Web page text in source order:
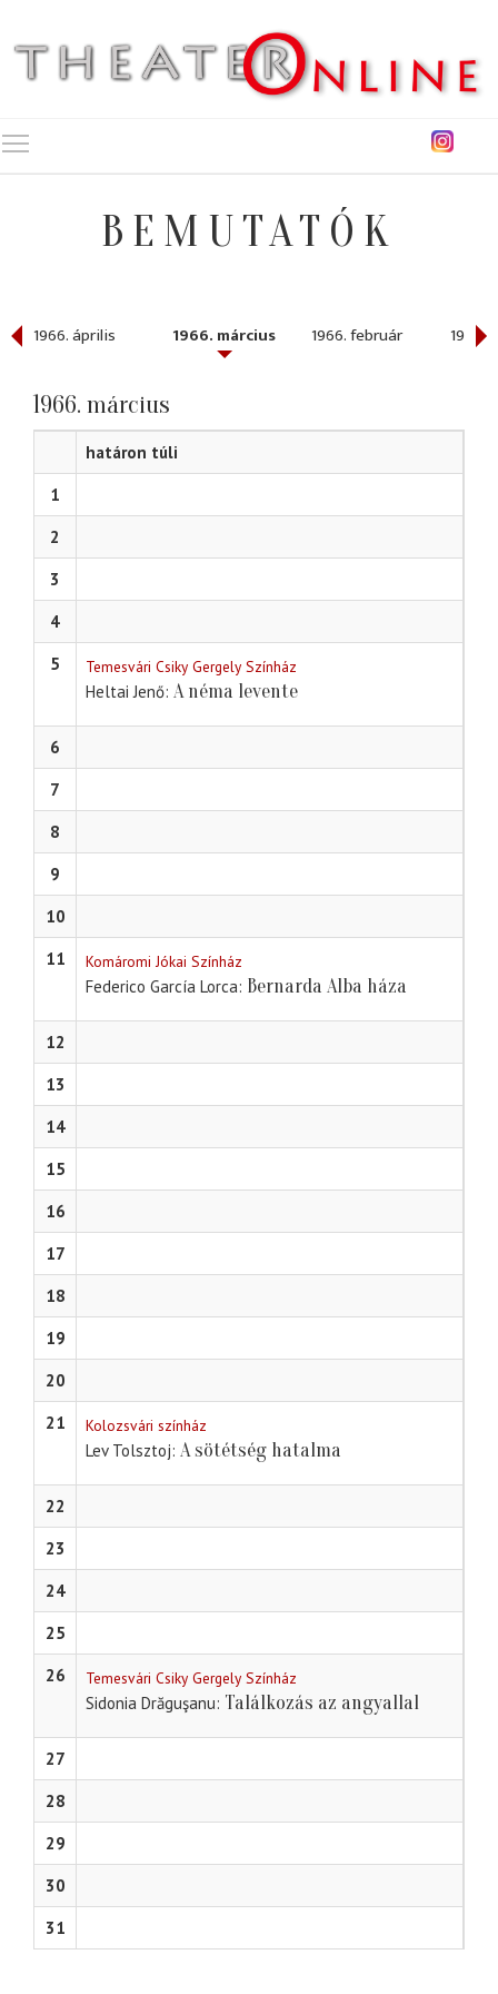
BEMUTATÓK
1966. április 1966. március 1966. február 1966.
1966. március
határon túli
1
2
3
4
5
Temesvári Csiky Gergely Színház
Heltai Jenő A néma levente
6
7
8
9
10
11
Komáromi Jókai Színház
Federico García Lorca Bernarda Alba háza
12
13
14
15
16
17
18
19
20
21
Kolozsvári színház
Lev Tolsztoj A sötétség hatalma
22
23
24
25
26
Temesvári Csiky Gergely Színház
Sidonia Drăguşanu Találkozás az angyallal
27
28
29
30
31